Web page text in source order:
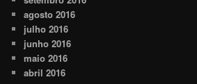
agosto 2016
julho 2016
junho 2016
maio 2016
abril 2016